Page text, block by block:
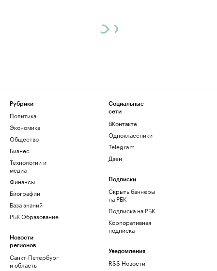
Рубрики
Политика
Экономика
Общество
Бизнес
Технологии и
медиа
Финансы
Биографии
База знаний
РБК Образование
Новости
регионов
Санкт-Петербург
и область
Социальные
сети
ВКонтакте
Одноклассники
Telegram
Дзен
Подписки
Скрыть баннеры
на РБК
Подписка на РБК
Корпоративная
подписка
Уведомления
RSS Новости